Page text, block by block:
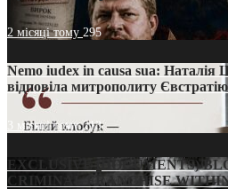
2 місяці тому 295
Nemo iudex in causa sua: Наталія
відповіла митрополиту Євстратію
3 місяці тому213
EXCLUSIVE (DOCUMENTS)/
CRIMINAL FRANCHISE